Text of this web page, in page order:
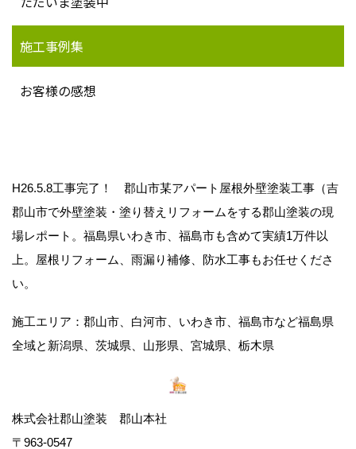
施工事例集
お客様の感想
H26.5.8工事完了！ 郡山市某アパート屋根外壁塗装工事（吉
郡山市で外壁塗装・塗り替えリフォームをする郡山塗装の現
場レポート。福島県いわき市、福島市も含めて実績1万件以
上。屋根リフォーム、雨漏り補修、防水工事もお任せくださ
い。
施工エリア：郡山市、白河市、いわき市、福島市など福島県
全域と新潟県、茨城県、山形県、宮城県、栃木県
株式会社郡山塗装 郡山本社
〒963-0547